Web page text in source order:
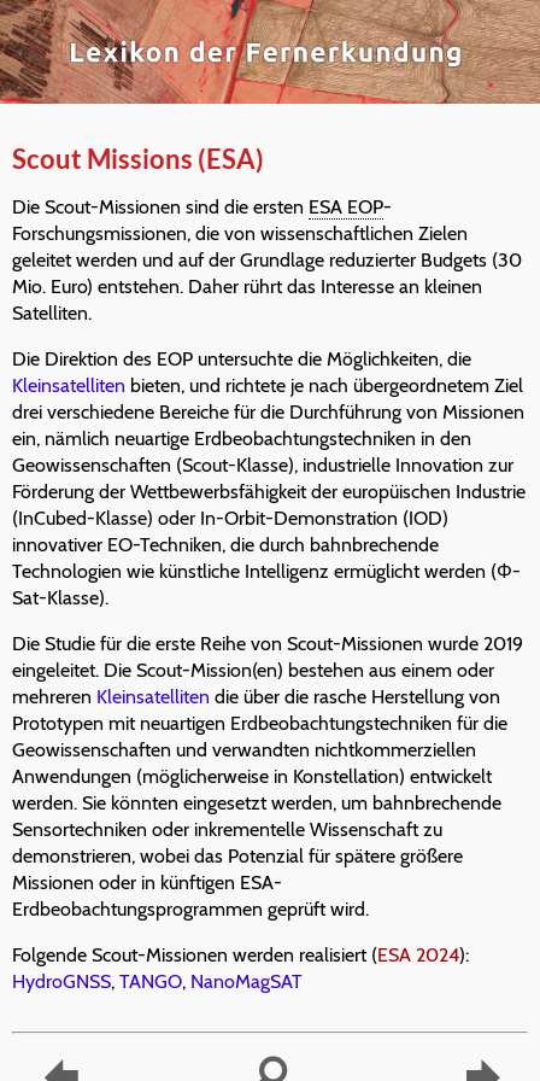
Scout Missions (ESA)
Die Scout-Missionen sind die ersten ESA EOP-
Forschungsmissionen, die von wissenschaftlichen Zielen
geleitet werden und auf der Grundlage reduzierter Budgets (30
Mio. Euro) entstehen. Daher rührt das Interesse an kleinen
Satelliten.
Die Direktion des EOP untersuchte die Möglichkeiten, die
Kleinsatelliten bieten, und richtete je nach übergeordnetem Ziel
drei verschiedene Bereiche für die Durchführung von Missionen
ein, nämlich neuartige Erdbeobachtungstechniken in den
Geowissenschaften (Scout-Klasse), industrielle Innovation zur
Förderung der Wettbewerbsfähigkeit der europüischen Industrie
(InCubed-Klasse) oder In-Orbit-Demonstration (IOD)
innovativer EO-Techniken, die durch bahnbrechende
Technologien wie künstliche Intelligenz ermüglicht werden (Φ-
Sat-Klasse).
Die Studie für die erste Reihe von Scout-Missionen wurde 2019
eingeleitet. Die Scout-Mission(en) bestehen aus einem oder
mehreren Kleinsatelliten die über die rasche Herstellung von
Prototypen mit neuartigen Erdbeobachtungstechniken für die
Geowissenschaften und verwandten nichtkommerziellen
Anwendungen (möglicherweise in Konstellation) entwickelt
werden. Sie könnten eingesetzt werden, um bahnbrechende
Sensortechniken oder inkrementelle Wissenschaft zu
demonstrieren, wobei das Potenzial für spätere größere
Missionen oder in künftigen ESA-
Erdbeobachtungsprogrammen geprüft wird.
Folgende Scout-Missionen werden realisiert (ESA 2024):
HydroGNSS, TANGO, NanoMagSAT